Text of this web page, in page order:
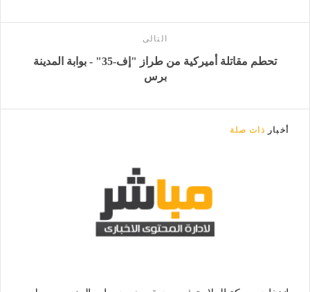
التالى
تحطم مقاتلة أميركية من طراز "إف-35" - بوابة المدينة
برس
أخبار ذات صلة